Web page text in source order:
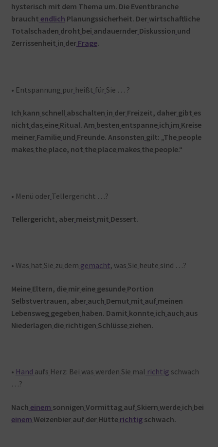
hysterisch mit dem Thema um. Die Eventbranche
braucht endlich Planungssicherheit. Der wirtschaftliche
Totalschaden droht bei andauernder Diskussion und
Zerrissenheit in derFrage.
• Entspannung pur heißt für Sie … ?
Ich kann schnell abschalten in der Freizeit, daher gibt es
nicht das eine Ritual. Am besten entspanne ich im Kreise
meiner Familie und Freunde. Ansonsten gilt: „The people
makes the place, not the place makes the people.“
• Menü oder Tellergericht …?
Tellergericht, aber meist mit Dessert.
• Was hat Sie zu dem gemacht, was Sie heute sind …?
Meine Eltern, die mir eine gesunde Portion
Selbstvertrauen, aber auch Demut mit auf meinen
Lebensweg gegeben haben. Damit konnte ich auch aus
Niederlagen die richtigen Schlüsse ziehen.
• Hand aufs Herz: Bei was werden Sie mal richtig schwach
…?
Nach einem sonnigen Vormittag auf Skiern werde ich bei
einem Weizenbier auf der Hütterichtigschwach.